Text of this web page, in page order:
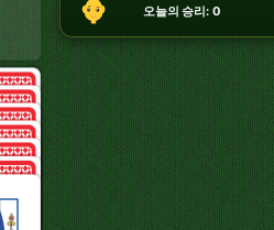
오늘의 승리: 0